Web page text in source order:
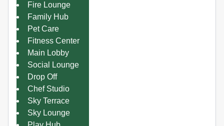
Fire Lounge
Family Hub
Pet Care
Fitness Center
Main Lobby
Social Lounge
Drop Off
Chef Studio
Sky Terrace
Sky Lounge